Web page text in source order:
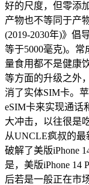
好的尺度，但零添
产物也不等同于产
(2019-2030年)》倡
等于5000毫克)。
量食用都不是健康
等方面的升级之外
消了实体SIM卡。
eSIM卡来实现通话
大冲击，以往很是
从UNCLE疯叔的
破解了美版iPhone
是，美版iPhone 14
后若是一般正在市